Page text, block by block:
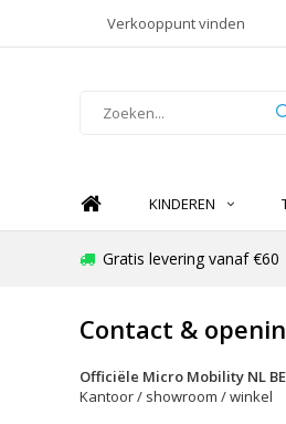
Verkooppunt vinden
KINDEREN
Gratis levering vanaf €60
Contact &
Officiële Micro Mobility NL
Kantoor / showroom / winkel